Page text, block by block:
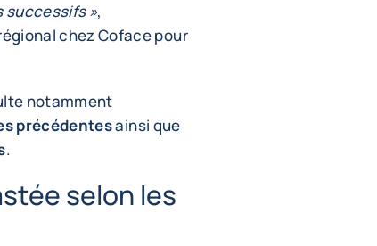
successifs »,
chez Coface pour
notamment
précédentesainsi que
.
selon les